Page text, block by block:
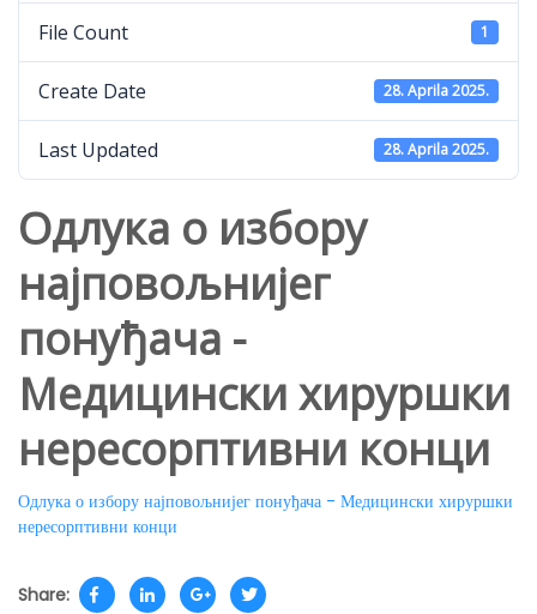
File Count 1
Create Date 28. Aprila 2025.
Last Updated 28. Aprila 2025.
Одлука о избору
најповољнијег
понуђача -
Медицински хируршки
нересорптивни конци
Одлука о избору најповољнијег понуђача - Медицински хируршки
нересорптивни конци
Share: